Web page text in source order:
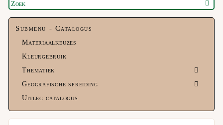
Submenu - Catalogus
Materiaalkeuzes
Kleurgebruik
Thematiek
Geografische spreiding
Uitleg catalogus